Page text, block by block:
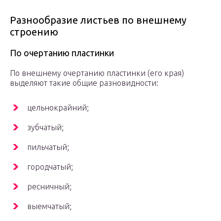
Разнообразие листьев по внешнему
строению
По очертанию пластинки
По внешнему очертанию пластинки (его края)
выделяют такие общие разновидности:
цельнокрайний;
зубчатый;
пильчатый;
городчатый;
ресничный;
выемчатый;